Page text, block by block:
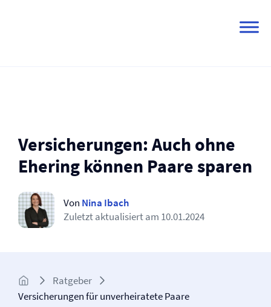
Versicherungen: Auch ohne
Ehering können Paare sparen
Von Nina Ibach
Zuletzt aktualisiert am 10.01.2024
Ratgeber
Versicherungen für unverheiratete Paare